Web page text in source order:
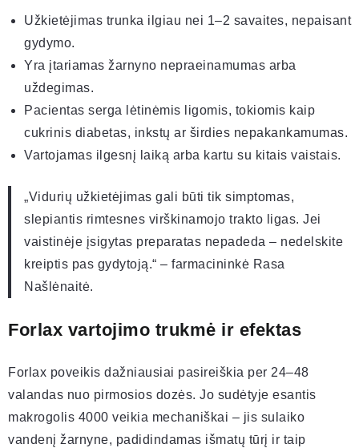
Užkietėjimas trunka ilgiau nei 1–2 savaites, nepaisant
gydymo.
Yra įtariamas žarnyno nepraeinamumas arba
uždegimas.
Pacientas serga lėtinėmis ligomis, tokiomis kaip
cukrinis diabetas, inkstų ar širdies nepakankamumas.
Vartojamas ilgesnį laiką arba kartu su kitais vaistais.
„Vidurių užkietėjimas gali būti tik simptomas,
slepiantis rimtesnes virškinamojo trakto ligas. Jei
vaistinėje įsigytas preparatas nepadeda – nedelskite
kreiptis pas gydytoją.“ – farmacininkė Rasa
Našlėnaitė.
Forlax vartojimo trukmė ir efektas
Forlax poveikis dažniausiai pasireiškia per 24–48
valandas nuo pirmosios dozės. Jo sudėtyje esantis
makrogolis 4000 veikia mechaniškai – jis sulaiko
vandenį žarnyne, padidindamas išmatų tūrį ir taip